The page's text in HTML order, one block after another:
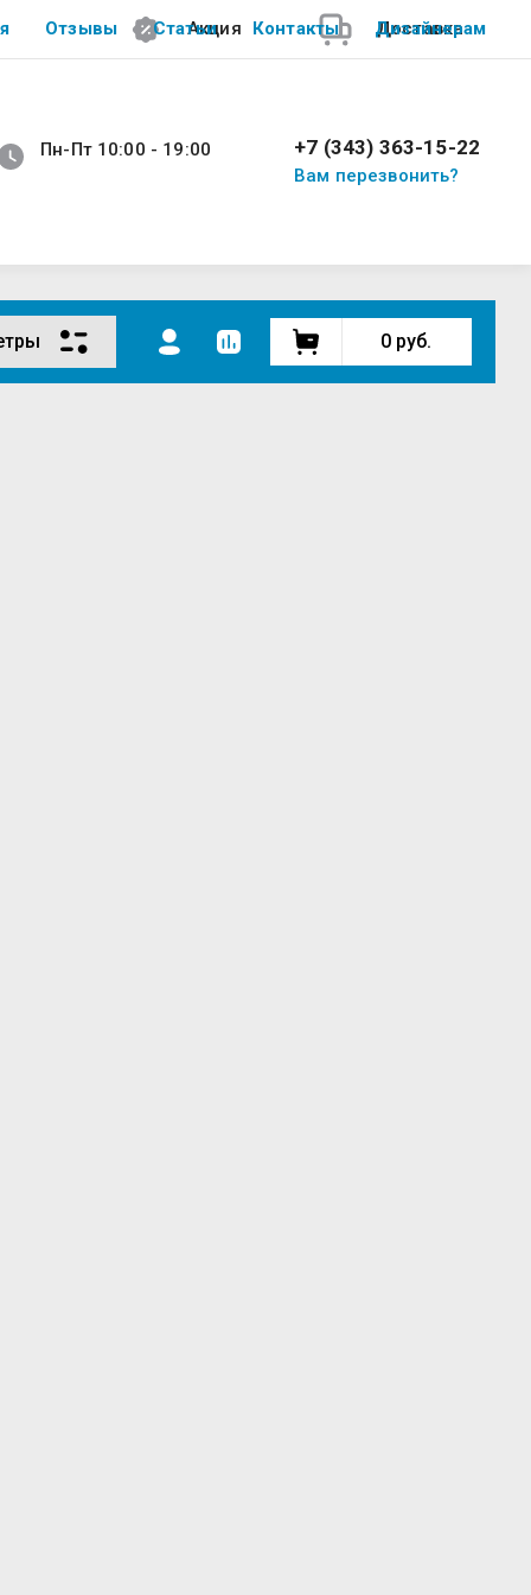
Отзывы Статьи Контакты Дизайнерам
Акция Доставка
Пн-Пт 10:00 - 19:00 +7 (343) 363-15-22
Вам перезвонить?
0 руб.